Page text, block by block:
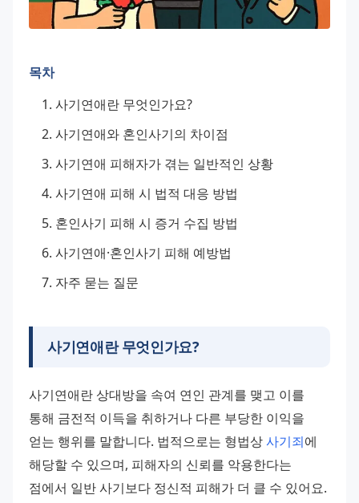
목차
사기연애란 무엇인가요?
사기연애와 혼인사기의 차이점
사기연애 피해자가 겪는 일반적인 상황
사기연애 피해 시 법적 대응 방법
혼인사기 피해 시 증거 수집 방법
사기연애·혼인사기 피해 예방법
자주 묻는 질문
사기연애란 무엇인가요?
사기연애란 상대방을 속여 연인 관계를 맺고 이를
통해 금전적 이득을 취하거나 다른 부당한 이익을
얻는 행위를 말합니다. 법적으로는 형법상 사기죄에
해당할 수 있으며, 피해자의 신뢰를 악용한다는
점에서 일반 사기보다 정신적 피해가 더 클 수 있어요.